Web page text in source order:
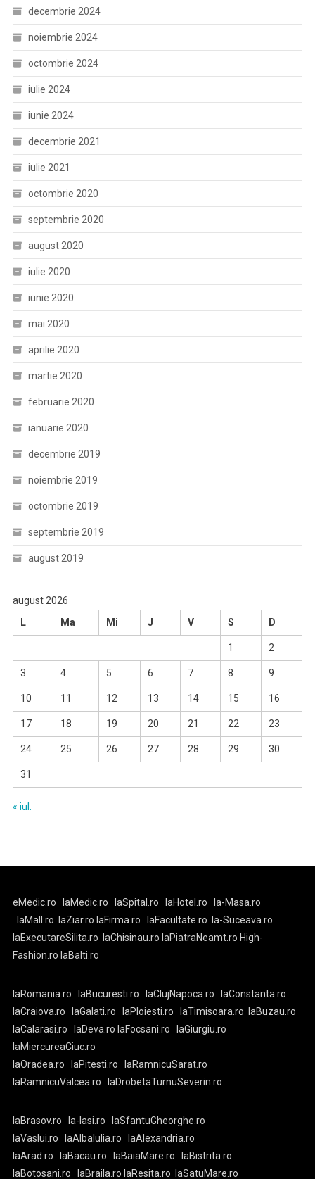
decembrie 2024
noiembrie 2024
octombrie 2024
iulie 2024
iunie 2024
decembrie 2021
iulie 2021
octombrie 2020
septembrie 2020
august 2020
iulie 2020
iunie 2020
mai 2020
aprilie 2020
martie 2020
februarie 2020
ianuarie 2020
decembrie 2019
noiembrie 2019
octombrie 2019
septembrie 2019
august 2019
august 2026
L
Ma Mi J V S D
1 2
3 4 5 6 7 8 9
10 11 12 13 14 15 16
17 18 19 20 21 22 23
24 25 26 27 28 29 30
31
« iul.
eMedic.ro laMedic.ro laSpital.ro laHotel.ro
la-Masa.ro
laMall.ro
laZiar.ro laFirma.ro laFacultate.ro
la-Suceava.ro
laExecutareSilita.ro
laChisinau.ro laPiatraNeamt.ro High-
Fashion.ro laBalti.ro
laRomania.ro laBucuresti.ro laClujNapoca.ro
laConstanta.ro
laCraiova.ro
laGalati.ro laPloiesti.ro laTimisoara.ro
laBuzau.ro
laCalarasi.ro
laDeva.ro laFocsani.ro
laGiurgiu.ro
laMiercureaCiuc.ro
laOradea.ro
laPitesti.ro
laRamnicuSarat.ro
laRamnicuValcea.ro
laDrobetaTurnuSeverin.ro
laBrasov.ro la-Iasi.ro
laSfantuGheorghe.ro
laVaslui.ro
laAlbaIulia.ro
laAlexandria.ro
laArad.ro
laBacau.ro laBaiaMare.ro
laBistrita.ro
laBotosani.ro
laBraila.ro laResita.ro laSatuMare.ro